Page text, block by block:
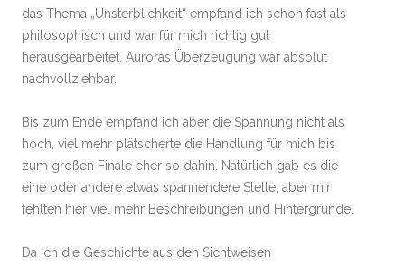
das Thema „Unsterblichkeit“ empfand ich schon fast als
philosophisch und war für mich richtig gut
herausgearbeitet, Auroras Überzeugung war absolut
nachvollziehbar.
Bis zum Ende empfand ich aber die Spannung nicht als
hoch, viel mehr plätscherte die Handlung für mich bis
zum großen Finale eher so dahin. Natürlich gab es die
eine oder andere etwas spannendere Stelle, aber mir
fehlten hier viel mehr Beschreibungen und Hintergründe.
Da ich die Geschichte aus den Sichtweisen